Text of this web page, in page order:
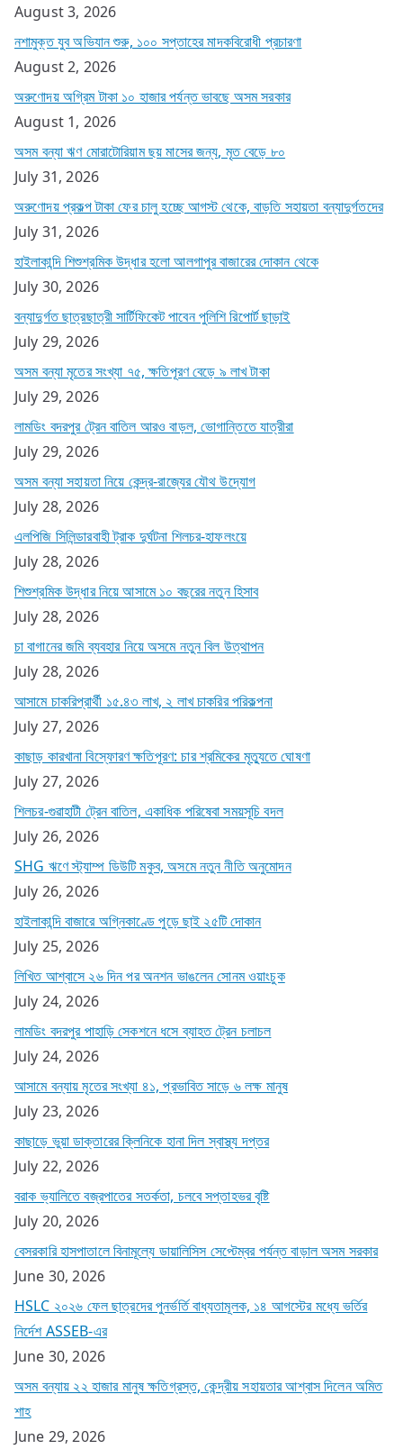
August 3, 2026
নশামুক্ত যুব অভিযান শুরু, ১০০ সপ্তাহের মাদকবিরোধী প্রচারণা
August 2, 2026
অরুণোদয় অগ্রিম টাকা ১০ হাজার পর্যন্ত ভাবছে অসম সরকার
August 1, 2026
অসম বন্যা ঋণ মোরাটোরিয়াম ছয় মাসের জন্য, মৃত বেড়ে ৮০
July 31, 2026
অরুণোদয় প্রকল্প টাকা ফের চালু হচ্ছে আগস্ট থেকে, বাড়তি সহায়তা বন্যাদুর্গতদের
July 31, 2026
হাইলাকান্দি শিশুশ্রমিক উদ্ধার হলো আলগাপুর বাজারের দোকান থেকে
July 30, 2026
বন্যাদুর্গত ছাত্রছাত্রী সার্টিফিকেট পাবেন পুলিশি রিপোর্ট ছাড়াই
July 29, 2026
অসম বন্যা মৃতের সংখ্যা ৭৫, ক্ষতিপূরণ বেড়ে ৯ লাখ টাকা
July 29, 2026
লামডিং বদরপুর ট্রেন বাতিল আরও বাড়ল, ভোগান্তিতে যাত্রীরা
July 29, 2026
অসম বন্যা সহায়তা নিয়ে কেন্দ্র-রাজ্যের যৌথ উদ্যোগ
July 28, 2026
এলপিজি সিলিন্ডারবাহী ট্রাক দুর্ঘটনা শিলচর-হাফলংয়ে
July 28, 2026
শিশুশ্রমিক উদ্ধার নিয়ে আসামে ১০ বছরের নতুন হিসাব
July 28, 2026
চা বাগানের জমি ব্যবহার নিয়ে অসমে নতুন বিল উত্থাপন
July 28, 2026
আসামে চাকরিপ্রার্থী ১৫.৪৩ লাখ, ২ লাখ চাকরির পরিকল্পনা
July 27, 2026
কাছাড় কারখানা বিস্ফোরণ ক্ষতিপূরণ: চার শ্রমিকের মৃত্যুতে ঘোষণা
July 27, 2026
শিলচর-গুৱাহাটী ট্রেন বাতিল, একাধিক পরিষেবা সময়সূচি বদল
July 26, 2026
SHG ঋণে স্ট্যাম্প ডিউটি মকুব, অসমে নতুন নীতি অনুমোদন
July 26, 2026
হাইলাকান্দি বাজারে অগ্নিকাণ্ডে পুড়ে ছাই ২৫টি দোকান
July 25, 2026
লিখিত আশ্বাসে ২৬ দিন পর অনশন ভাঙলেন সোনম ওয়াংচুক
July 24, 2026
লামডিং বদরপুর পাহাড়ি সেকশনে ধসে ব্যাহত ট্রেন চলাচল
July 24, 2026
আসামে বন্যায় মৃতের সংখ্যা ৪১, প্রভাবিত সাড়ে ৬ লক্ষ মানুষ
July 23, 2026
কাছাড়ে ভুয়া ডাক্তারের ক্লিনিকে হানা দিল স্বাস্থ্য দপ্তর
July 22, 2026
বরাক ভ্যালিতে বজ্রপাতের সতর্কতা, চলবে সপ্তাহভর বৃষ্টি
July 20, 2026
বেসরকারি হাসপাতালে বিনামূল্যে ডায়ালিসিস সেপ্টেম্বর পর্যন্ত বাড়াল অসম সরকার
June 30, 2026
HSLC ২০২৬ ফেল ছাত্রদের পুনর্ভর্তি বাধ্যতামূলক, ১৪ আগস্টের মধ্যে ভর্তির
নির্দেশ ASSEB-এর
June 30, 2026
অসম বন্যায় ২২ হাজার মানুষ ক্ষতিগ্রস্ত, কেন্দ্রীয় সহায়তার আশ্বাস দিলেন অমিত
শাহ
June 29, 2026